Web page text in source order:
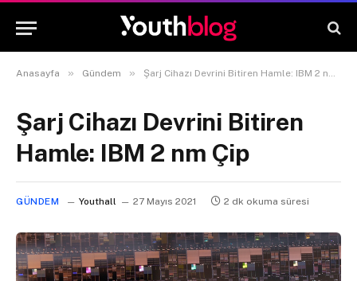
Anasayfa » Gündem » Şarj Cihazı Devrini Bitiren Hamle: IBM 2 nm Çip
Şarj Cihazı Devrini Bitiren
Hamle: IBM 2 nm Çip
GÜNDEM Youthall 27 Mayıs 2021 2 dk okuma süresi